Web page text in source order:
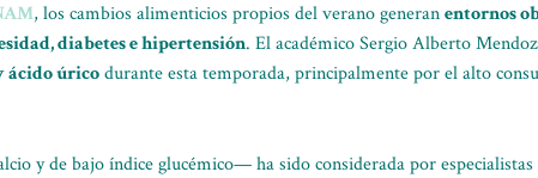
, los cambios alimenticios propios del verano generanentornos
diabetes e hipertensión. El académico Sergio Alberto
ácido úricodurante esta temporada, principalmente por el alto
y de bajo índice glucémico— ha sido considerada por especialistas